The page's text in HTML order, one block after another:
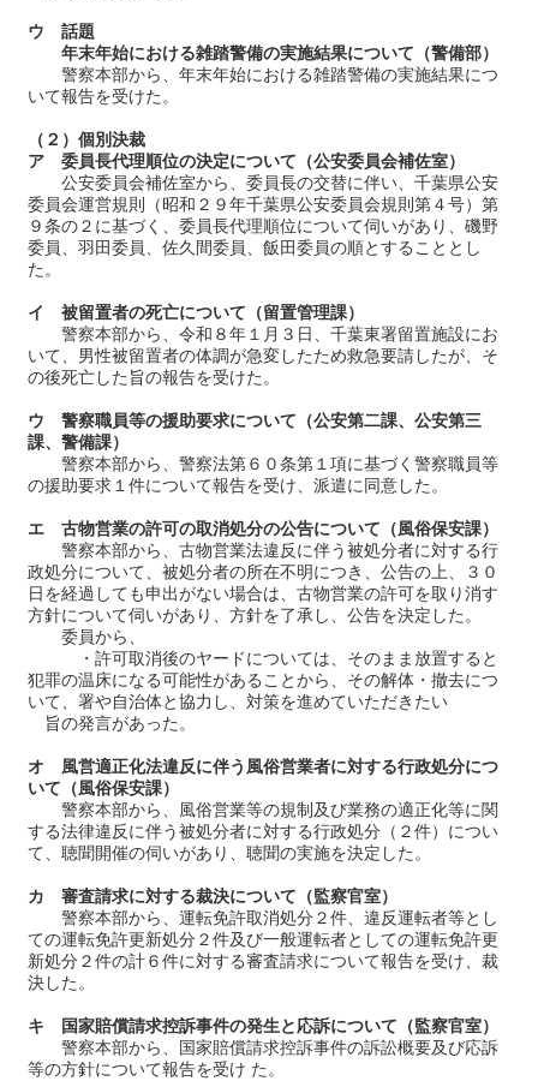
ウ 話題
年末年始における雑踏警備の実施結果について（警備部）
警察本部から、年末年始における雑踏警備の実施結果につ
いて報告を受けた。
（２）個別決裁
ア 委員長代理順位の決定について（公安委員会補佐室）
公安委員会補佐室から、委員長の交替に伴い、千葉県公安
委員会運営規則（昭和２９年千葉県公安委員会規則第４号）第
９条の２に基づく、委員長代理順位について伺いがあり、磯野
委員、羽田委員、佐久間委員、飯田委員の順とすることとし
た。
イ 被留置者の死亡について（留置管理課）
警察本部から、令和８年１月３日、千葉東署留置施設にお
いて、男性被留置者の体調が急変したため救急要請したが、そ
の後死亡した旨の報告を受けた。
ウ 警察職員等の援助要求について（公安第二課、公安第三
課、警備課）
警察本部から、警察法第６０条第１項に基づく警察職員等
の援助要求１件について報告を受け、派遣に同意した。
エ 古物営業の許可の取消処分の公告について（風俗保安課）
警察本部から、古物営業法違反に伴う被処分者に対する行
政処分について、被処分者の所在不明につき、公告の上、３０
日を経過しても申出がない場合は、古物営業の許可を取り消す
方針について伺いがあり、方針を了承し、公告を決定した。
委員から、
・許可取消後のヤードについては、そのまま放置すると
犯罪の温床になる可能性があることから、その解体・撤去につ
いて、署や自治体と協力し、対策を進めていただきたい
旨の発言があった。
オ 風営適正化法違反に伴う風俗営業者に対する行政処分につ
いて（風俗保安課）
警察本部から、風俗営業等の規制及び業務の適正化等に関
する法律違反に伴う被処分者に対する行政処分（２件）につい
て、聴聞開催の伺いがあり、聴聞の実施を決定した。
カ 審査請求に対する裁決について（監察官室）
警察本部から、運転免許取消処分２件、違反運転者等とし
ての運転免許更新処分２件及び一般運転者としての運転免許更
新処分２件の計６件に対する審査請求について報告を受け、裁
決した。
キ 国家賠償請求控訴事件の発生と応訴について（監察官室）
警察本部から、国家賠償請求控訴事件の訴訟概要及び応訴
等の方針について報告を受け た。